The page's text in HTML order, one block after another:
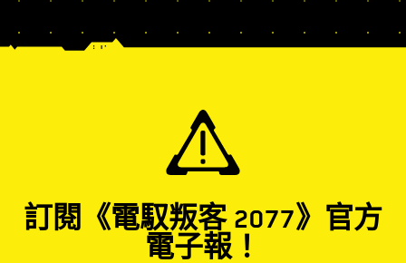
訂閱《電馭叛客 2077》官方
電子報！